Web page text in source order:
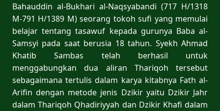
Bahauddin al-Bukhari al-Naqsyabandi (717 H/1318
M-791 H/1389 M) seorang tokoh sufi yang memulai
belajar tentang tasawuf kepada gurunya Baba al-
Samsyi pada saat berusia 18 tahun. Syekh Ahmad
Khatib Sambas telah berhasil untuk
menggabungkan dua aliran Thariqoh tersebut
sebagaimana tertulis dalam karya kitabnya Fath al-
Arifin dengan metode jenis Dzikir yaitu Dzikir Jahr
dalam Thariqoh Qhadiriyyah dan Dzikir Khafi dalam